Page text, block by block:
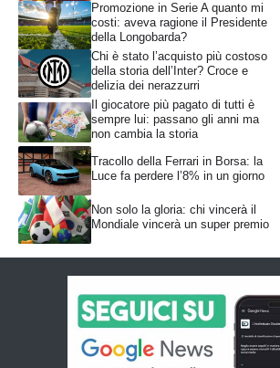
Promozione in Serie A quanto mi
costi: aveva ragione il Presidente
della Longobarda?
Chi è stato l’acquisto più costoso
della storia dell’Inter? Croce e
delizia dei nerazzurri
Il giocatore più pagato di tutti è
sempre lui: passano gli anni ma
non cambia la storia
Tracollo della Ferrari in Borsa: la
Luce fa perdere l’8% in un giorno
Non solo la gloria: chi vincerà il
Mondiale vincerà un super premio